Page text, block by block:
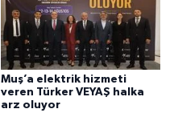
Muş’a elektrik hizmeti
veren Türker VEYAŞ halka
arz oluyor